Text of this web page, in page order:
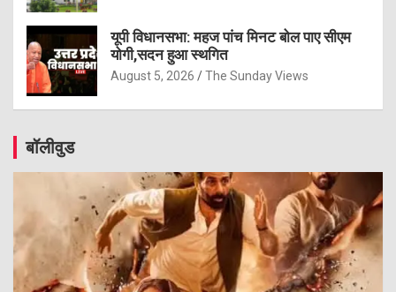
यूपी विधानसभा: महज पांच मिनट बोल पाए सीएम
योगी,सदन हुआ स्थगित
August 5, 2026 The Sunday Views
बॉलीवुड